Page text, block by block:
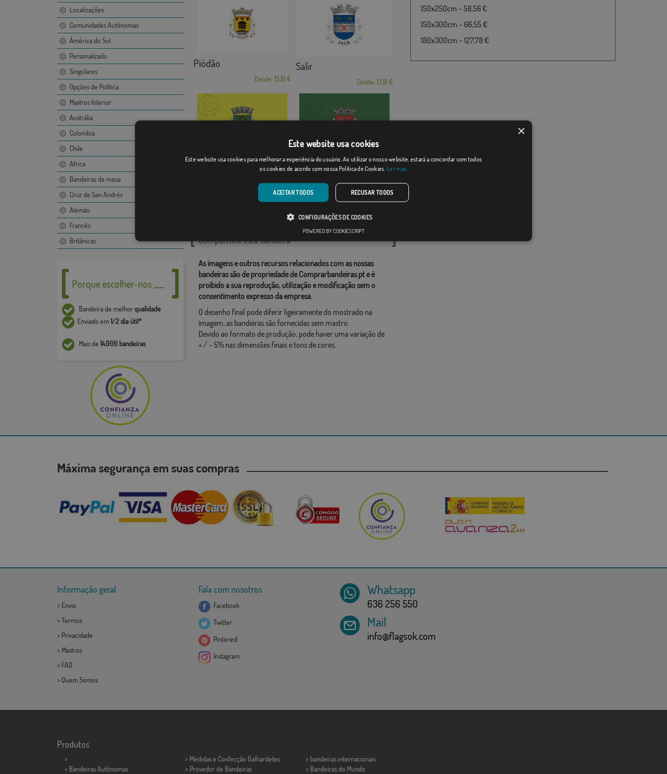
Localizações
Comunidades Autónomas
Ámérica do Sul
Personalizado
Singulares
Opções de Política
Mastros Interior
Austrália
Colombia
Chile
Africa
Bandeiras de mesa
Cruz de San Andrés
Alemãs
Francês
Britânicas
Porque escolher-nos ___
Bandeira de melhorqualidade
Enviado em1/2 dia útil*
Mais de 14.000 bandeiras
Piódão
Desde: 13,18 €
Salir
Desde: 13,18 €
Olhão Sabrosa
Categorias relacionadas:
Compartilhe esta bandeira
As imagens e outros recursos relacionados com as nossas
bandeiras são de propriedade de Comprarbandeiras.pt e é
proibido a sua reprodução, utilização e modificação sem o
consentimento expresso da empresa.
O desenho final pode diferir ligeiramente do mostrado na
imagem, as bandeiras são fornecidas sem mastro.
Devido ao formato de produção, pode haver uma variação de
+ / - 5% nas dimensões finais e tons de cores.
150x250cm - 58,56 €
150x300cm - 66,55 €
180x300cm - 127,78 €
Máxima segurança em suas compras
Informação geral
> Envio
> Termos
> Privacidade
> Mastros
> FAQ
> Quem Somos
Fala com nosotros
Facebook
Twitter
Pinterest
Instagram
Whatsapp
636 256 550
Mail
info@flagsok.com
Produtos
>
> Bandeiras Autônomas
> Medidas e Confecção Galhardetes
> Provedor de Bandeiras
> bandeiras internacionais
> Bandeiras do Mundo
×
Este website usa cookies
Este website usa cookies para melhorar a experiência do usuário. Ao utilizar o nosso website, estará a concordar com todos
os cookies de acordo com nossa Política de Cookies. Ler mais
ACEITAR TODOS RECUSAR TODOS
CONFIGURAÇÕES DE COOKIES
POWERED BY COOKIESCRIPT